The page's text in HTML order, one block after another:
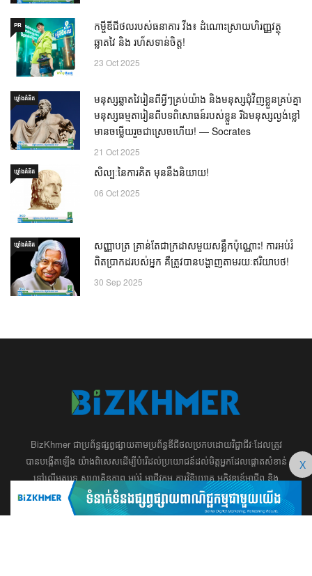
PR
កម្ចីឌីជីថលរបស់ធនាគារ វីង៖ ដំណោះស្រាយហិរញ្ញវត្ថុ
ឆ្លាតវៃ និង រហ័សទាន់ចិត្ត!
23 Oct 2025
ឃ្លាំង​គំនិត
មនុស្សឆ្លាតវៃរៀនពីអ្វីៗគ្រប់យ៉ាង និងមនុស្សជុំវិញខ្លួនគ្រប់គ្នា
មនុស្សធម្មតារៀនពីបទពិសោធន៍របស់ខ្លួន រីឯមនុស្សល្ងង់ខ្លៅ
មានចម្លើយរួចជាស្រេចហើយ! — Socrates
21 Oct 2025
ឃ្លាំង​គំនិត សិល្បៈនៃការគិត មុននឹងនិយាយ!
06 Oct 2025
ឃ្លាំង​គំនិត
សញ្ញាបត្រ គ្រាន់តែជាក្រដាសមួយសន្លឹកប៉ុណ្ណោះ! ការអប់រំ
ពិតប្រាកដរបស់អ្នក គឺត្រូវបានបង្ហាញតាមរយៈឥរិយាបថ!
30 Sep 2025
BizKhmer ​ជា​​ប្រព័ន្ធ​ផ្សព្វផ្សាយ​តាម​ប្រព័ន្ធ​ឌីជីថល​​​ប្រកប​ដោយ​វិជ្ជាជីវៈ​ដែល​​​ត្រូវ​
បាន​បង្កើតឡើង យ៉ាង​ពិសេស​​ដើម្បី​បំរើ​ដល់​ប្រយោជន៍​​​ដល់​មិត្ត​អ្នក​ដែល​ផ្ដោត​សំខាន់​
ទៅ​លើ​អត្ថបទ​ សហគ្រិន​ភាព អប់រំ ​​អាជីវកម្ម​ ​ការ​វិនិយោគ​ ​អភិវឌ្ឍន៍​អាជីព​ និង​
អចលនទ្រព្យ។ ​ក្រុម​​ការងារ​របស់​យើង​ ​​ មាន​ឆន្ទៈ​​មុតមាំ​​​ក្នុង​​ការ​សរសេរ​​អត្ថបទ​​ ដែល​
សុទ្ធតែ​សំខាន់​សម្រាប់​ ជំនួញ​ ការសិក្សា​ ​និង ការ​សម្រេច​ចិត្ត​របស់​​លោក​អ្នក​ ជា
X